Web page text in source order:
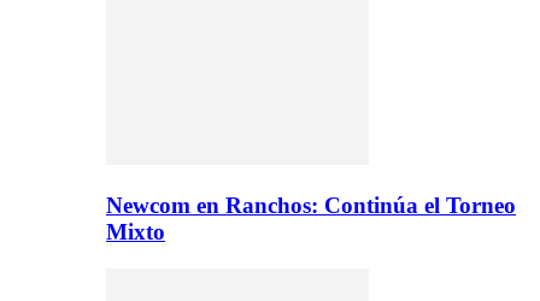
Newcom en Ranchos: Continúa el Torneo
Mixto